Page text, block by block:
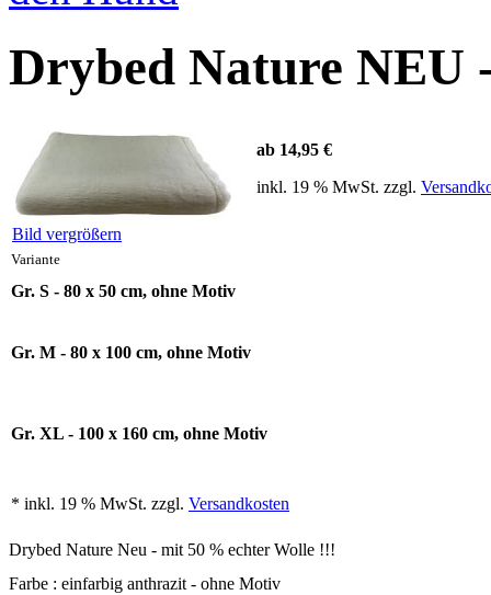
Drybed Nature NEU
Bild vergrößern
ab 14,95 €
inkl. 19 % MwSt. zzgl.
Variante
Gr. S - 80 x 50 cm, ohne Motiv
Gr. M - 80 x 100 cm, ohne Motiv
Gr. XL - 100 x 160 cm, ohne Motiv
* inkl. 19 % MwSt. zzgl. Versandkosten
Drybed Nature Neu - mit 50 % echter Wolle !!!
Farbe : einfarbig anthrazit - ohne Motiv